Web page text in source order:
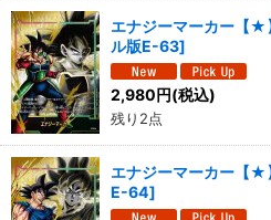
エナジーマーカー【★
ル版E-63]
2,980円(税込)
残り2点
エナジーマーカー【★
E-64]